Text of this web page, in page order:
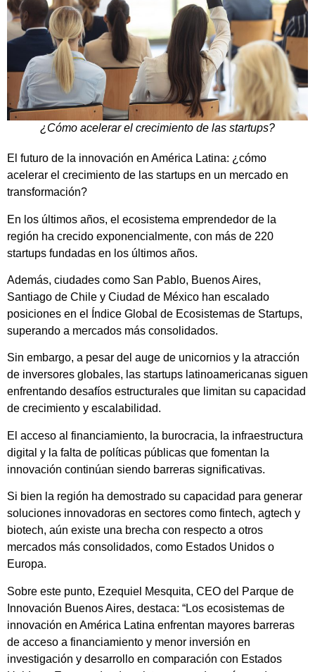
¿Cómo acelerar el crecimiento de las startups?
El futuro de la innovación en América Latina: ¿cómo
acelerar el crecimiento de las startups en un mercado en
transformación?
En los últimos años, el ecosistema emprendedor de la
región ha crecido exponencialmente, con más de 220
startups fundadas en los últimos años.
Además, ciudades como San Pablo, Buenos Aires,
Santiago de Chile y Ciudad de México han escalado
posiciones en el Índice Global de Ecosistemas de Startups,
superando a mercados más consolidados.
Sin embargo, a pesar del auge de unicornios y la atracción
de inversores globales, las startups latinoamericanas siguen
enfrentando desafíos estructurales que limitan su capacidad
de crecimiento y escalabilidad.
El acceso al financiamiento, la burocracia, la infraestructura
digital y la falta de políticas públicas que fomentan la
innovación continúan siendo barreras significativas.
Si bien la región ha demostrado su capacidad para generar
soluciones innovadoras en sectores como fintech, agtech y
biotech, aún existe una brecha con respecto a otros
mercados más consolidados, como Estados Unidos o
Europa.
Sobre este punto, Ezequiel Mesquita, CEO del Parque de
Innovación Buenos Aires, destaca: “Los ecosistemas de
innovación en América Latina enfrentan mayores barreras
de acceso a financiamiento y menor inversión en
investigación y desarrollo en comparación con Estados